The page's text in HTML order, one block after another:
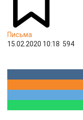
Письма
15.02.2020 10:18 594